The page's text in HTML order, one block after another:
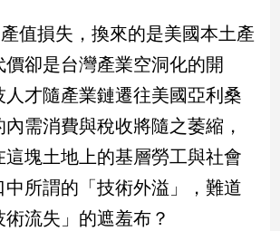
值損失，換來的是美國本土產
價卻是台灣產業空洞化的開
人才隨產業鏈遷往美國亞利桑
需消費與稅收將隨之萎縮，
這塊土地上的基層勞工與社會
中所謂的「技術外溢」，難道
流失」的遮羞布？